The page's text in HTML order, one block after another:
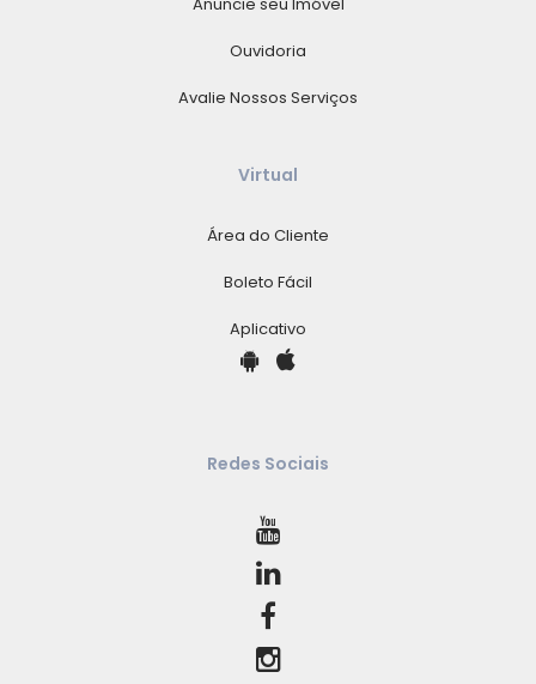
Ouvidoria
Avalie Nossos Serviços
Virtual
Área do Cliente
Boleto Fácil
Aplicativo
Redes Sociais